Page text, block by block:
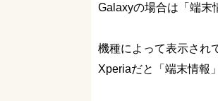
Galaxyの場合は「端末
機種によって表示され
Xperiaだと「端末情報